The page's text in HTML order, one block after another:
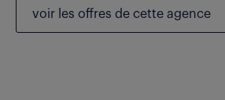
voir les offres de cette agence